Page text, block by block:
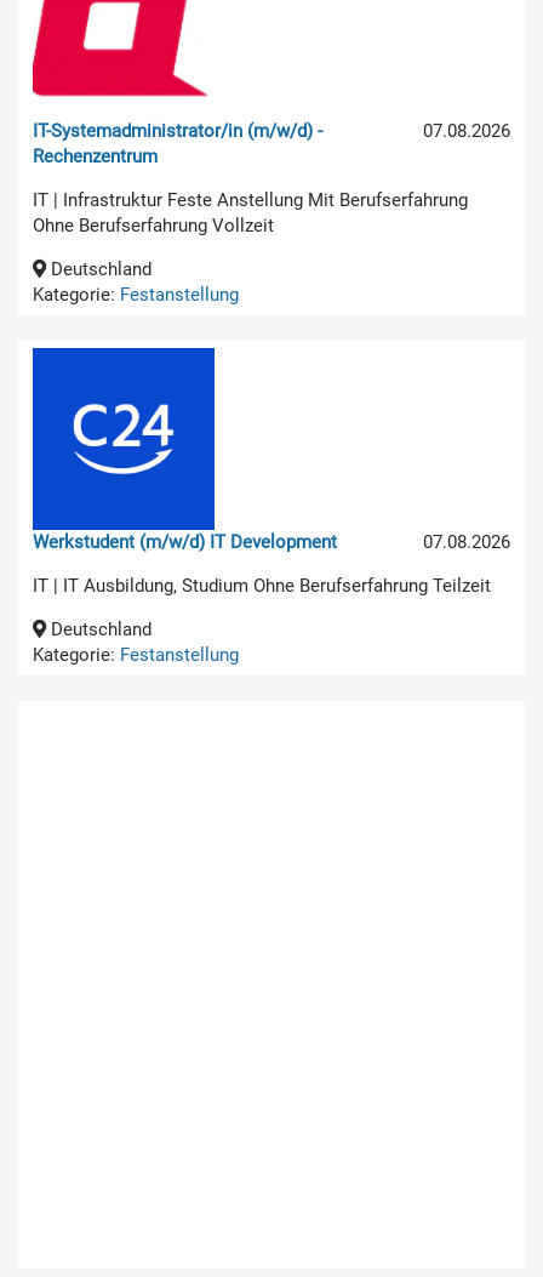
07.08.2026
IT-Systemadministrator/in (m/w/d) -
Rechenzentrum
IT | Infrastruktur Feste Anstellung Mit Berufserfahrung
Ohne Berufserfahrung Vollzeit
Deutschland
Kategorie: Festanstellung
07.08.2026
Werkstudent (m/w/d) IT Development
IT | IT Ausbildung, Studium Ohne Berufserfahrung Teilzeit
Deutschland
Kategorie: Festanstellung